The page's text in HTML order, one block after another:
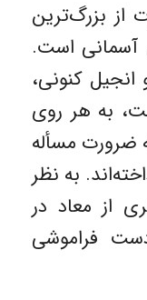
از بزرگ‌ترین
آسمانی است.
کنونی،
به هر روی
ضرورت مسأله
به نظر
از معاد در
فراموشی